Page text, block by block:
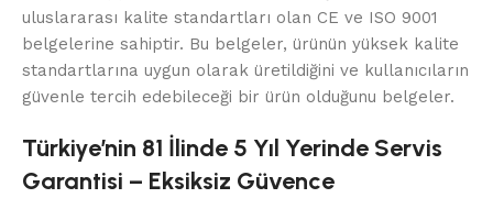
uluslararası kalite standartları olan CE ve ISO 9001
belgelerine sahiptir. Bu belgeler, ürünün yüksek kalite
standartlarına uygun olarak üretildiğini ve kullanıcıların
güvenle tercih edebileceği bir ürün olduğunu belgeler.
Türkiye’nin 81 İlinde 5 Yıl Yerinde Servis
Garantisi – Eksiksiz Güvence